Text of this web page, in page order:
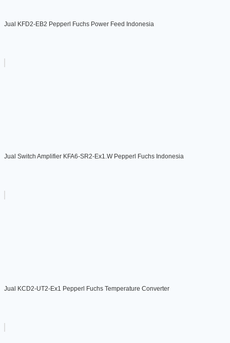
Jual KFD2-EB2 Pepperl Fuchs Power Feed Indonesia
Jual Switch Amplifier KFA6-SR2-Ex1.W Pepperl Fuchs Indonesia
Jual KCD2-UT2-Ex1 Pepperl Fuchs Temperature Converter